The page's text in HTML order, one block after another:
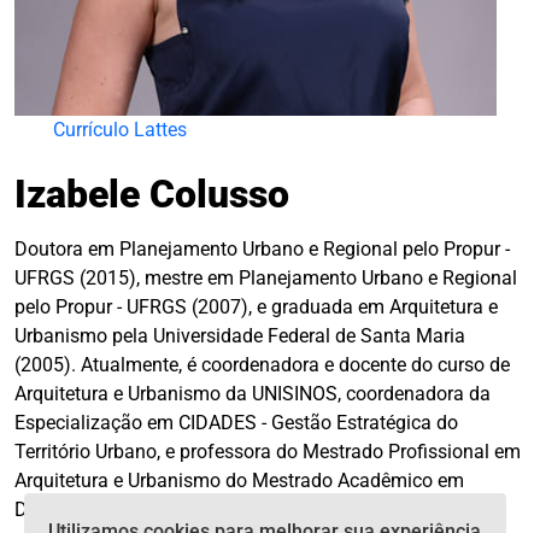
Currículo Lattes
Izabele Colusso
Doutora em Planejamento Urbano e Regional pelo Propur -
UFRGS (2015), mestre em Planejamento Urbano e Regional
pelo Propur - UFRGS (2007), e graduada em Arquitetura e
Urbanismo pela Universidade Federal de Santa Maria
(2005). Atualmente, é coordenadora e docente do curso de
Arquitetura e Urbanismo da UNISINOS, coordenadora da
Especialização em CIDADES - Gestão Estratégica do
Território Urbano, e professora do Mestrado Profissional em
Arquitetura e Urbanismo do Mestrado Acadêmico em
Design da UNISINOS. Sócia-diretora da Plural Consultoria